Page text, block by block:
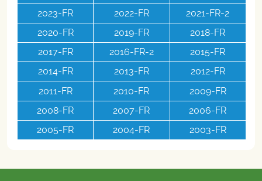
2023-FR
2022-FR
2021-FR-2
2020-FR
2019-FR
2018-FR
2017-FR
2016-FR-2
2015-FR
2014-FR
2013-FR
2012-FR
2011-FR
2010-FR
2009-FR
2008-FR
2007-FR
2006-FR
2005-FR
2004-FR 2003-FR